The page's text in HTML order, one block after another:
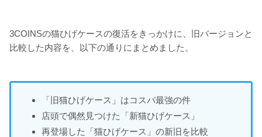
3COINSの猫ひげケースの復活をきっかけに、旧バージョンと
比較した内容を、以下の通りにまとめました。
「旧猫ひげケース」はコスパ最強の件
店頭で偶然見つけた「新猫ひげケース」
再登場した「猫ひげケース」の新旧を比較